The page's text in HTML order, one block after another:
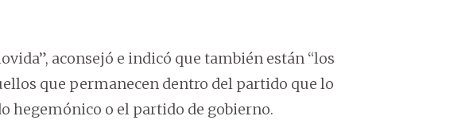
aconsejó e indicó que también están “los
que permanecen dentro del partido que lo
hegemónico o el partido de gobierno.